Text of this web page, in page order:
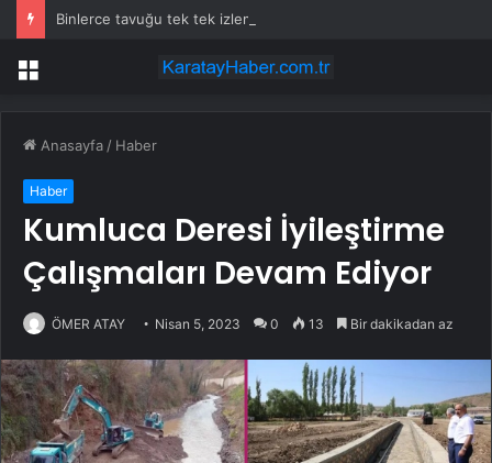
Binlerce tavuğu tek tek izlemeye başladılar
Menü
Anasayfa / Haber
Haber
Kumluca Deresi İyileştirme
Çalışmaları Devam Ediyor
ÖMER ATAY Nisan 5, 2023 0 13 Bir dakikadan az